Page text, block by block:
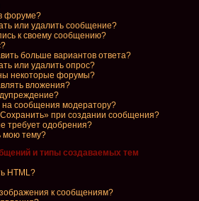
форуме?
или удалить сообщение?
к своему сообщению?
больше вариантов ответа?
или удалить опрос?
некоторые форумы?
вложения?
на сообщения модератору?
при создании сообщения?
требует одобрения?
мою тему?
и типы создаваемых тем
HTML?
к сообщениям?